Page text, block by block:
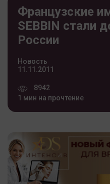
Французские
SEBBIN стали
России
Новость
11.11.2011
8942
1 мин на прочтение